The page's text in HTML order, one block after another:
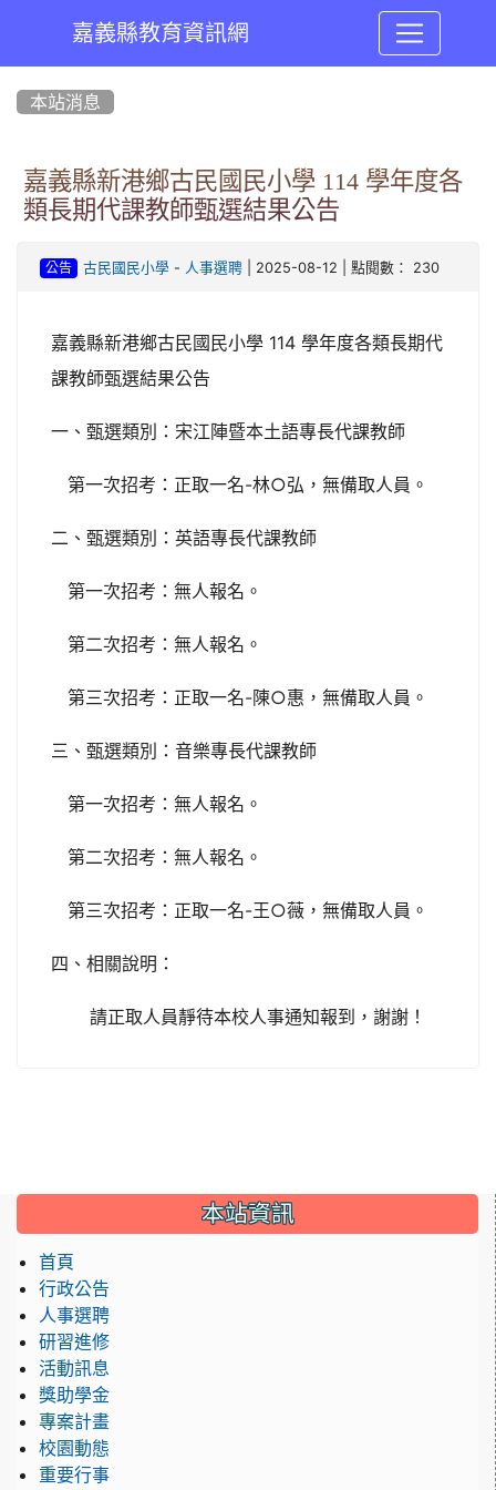
嘉義縣教育資訊網
本站消息
嘉義縣新港鄉古民國民小學 114 學年度各
類長期代課教師甄選結果公告
公告 古民國民小學- 人事選聘| 2025-08-12 | 點閱數： 230
嘉義縣新港鄉古民國民小學 114 學年度各類長期代
課教師甄選結果公告
一、甄選類別：宋江陣暨本土語專長代課教師
第一次招考：正取一名-林○弘，無備取人員。
二、甄選類別：英語專長代課教師
第一次招考：無人報名。
第二次招考：無人報名。
第三次招考：正取一名-陳○惠，無備取人員。
三、甄選類別：音樂專長代課教師
第一次招考：無人報名。
第二次招考：無人報名。
第三次招考：正取一名-王○薇，無備取人員。
四、相關說明：
請正取人員靜待本校人事通知報到，謝謝！
::: 本站資訊
首頁
行政公告
人事選聘
研習進修
活動訊息
獎助學金
專案計畫
校園動態
重要行事